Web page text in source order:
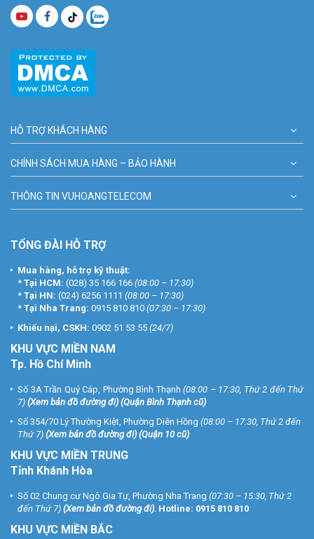
HỖ TRỢ KHÁCH HÀNG
CHÍNH SÁCH MUA HÀNG – BẢO HÀNH
THÔNG TIN VUHOANGTELECOM
TỔNG ĐÀI HỖ TRỢ
Mua hàng, hỗ trợ kỹ thuật:
* Tại HCM: (028) 35 166 166 (08:00 – 17:30)
* Tại HN: (024) 6256 1111 (08:00 – 17:30)
* Tại Nha Trang: 0915 810 810 (07:30 – 17:30)
Khiếu nại, CSKH: 0902 51 53 55 (24/7)
KHU VỰC MIỀN NAM
Tp. Hồ Chí Minh
Số 3A Trần Quý Cáp, Phường Bình Thạnh (08:00 – 17:30, Thứ 2 đến Thứ
7) (Xem bản đồ đường đi) (Quận Bình Thạnh cũ)
Số 354/70 Lý Thường Kiệt, Phường Diên Hồng (08:00 – 17:30, Thứ 2 đến
Thứ 7) (Xem bản đồ đường đi) (Quận 10 cũ)
KHU VỰC MIỀN TRUNG
Tỉnh Khánh Hòa
Số 02 Chung cư Ngô Gia Tự, Phường Nha Trang (07:30 – 15:30, Thứ 2
đến Thứ 7) (Xem bản đồ đường đi). Hotline: 0915 810 810
KHU VỰC MIỀN BẮC